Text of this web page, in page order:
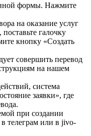
формы. Нажмите
на оказание услуг
галочку
кнопку «Создать
совершить перевод
на нашем
система
заявки», где
при создании
телеграм или в jivo-